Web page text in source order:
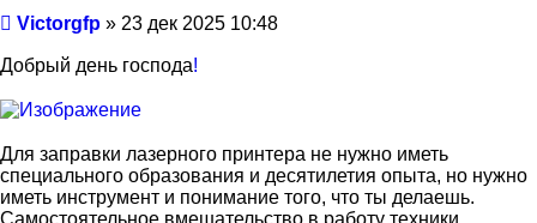
Сообщение
Victorgfp » 23 дек 2025 10:48
Добрый день господа!
Для заправки лазерного принтера не нужно иметь
специального образования и десятилетия опыта, но нужно
иметь инструмент и понимание того, что ты делаешь.